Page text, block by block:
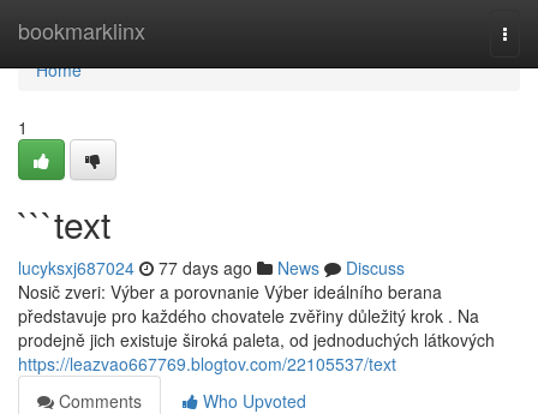
bookmarklinx
Home
Home
1
```text
lucyksxj687024 77 days ago News
Discuss
Nosič zveri: Výber a porovnanie Výber ideálního berana
představuje pro každého chovatele zvěřiny důležitý krok . Na
prodejně jich existuje široká paleta, od jednoduchých látkových
https://leazvao667769.blogtov.com/22105537/text
Comments
Who Upvoted